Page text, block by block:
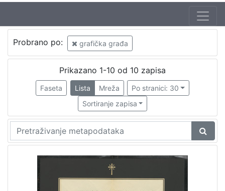
Jezik
hrvatski
Nakladnička
cjelina
Digitalizirana zagrebačka baština
Zagreb na pragu modernog doba
Probrano po: grafička građa
Prikazano 1-10 od 10 zapisa
Faseta Lista Mreža
Po stranici: 30
Sortiranje zapisa